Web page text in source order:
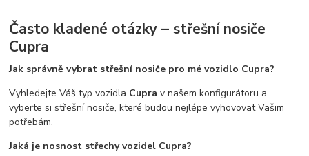
Často kladené otázky – střešní nosiče
Cupra
Jak správně vybrat střešní nosiče pro mé vozidlo Cupra?
Vyhledejte Váš typ vozidla Cupra v našem konfigurátoru a
vyberte si střešní nosiče, které budou nejlépe vyhovovat Vašim
potřebám.
Jaká je nosnost střechy vozidel Cupra?